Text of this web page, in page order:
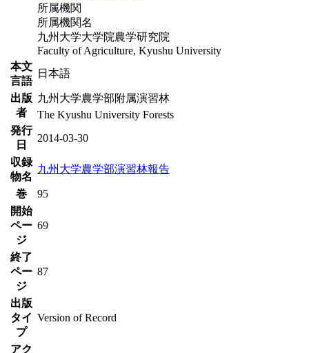
所属機関
所属機関名
九州大学大学院農学研究院
Faculty of Agriculture, Kyushu University
本文
言語
日本語
出版
者
九州大学農学部附属演習林
The Kyushu University Forests
発行
日
2014-03-30
収録
物名
九州大学農学部演習林報告
巻
95
開始
ペー
ジ
69
終了
ペー
ジ
87
出版
タイ
プ
Version of Record
アク